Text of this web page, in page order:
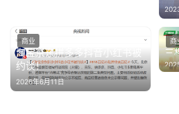
淘宝京东拼多多抖音小红书被
约谈！
2026年6月11日
商业
“
三
商
商